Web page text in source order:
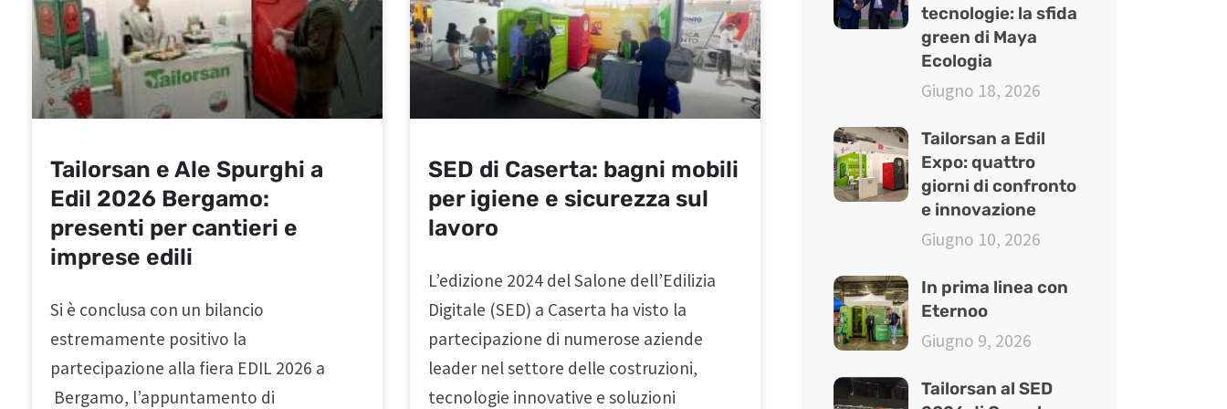
Tailorsan e Ale Spurghi a
Edil 2026 Bergamo:
presenti per cantieri e
imprese edili
Si è conclusa con un bilancio
estremamente positivo la
partecipazione alla fiera EDIL 2026 a
Bergamo, l’appuntamento di
SED di Caserta: bagni mobili
per igiene e sicurezza sul
lavoro
L’edizione 2024 del Salone dell’Edilizia
Digitale (SED) a Caserta ha visto la
partecipazione di numerose aziende
leader nel settore delle costruzioni,
tecnologie innovative e soluzioni
tecnologie: la sfida
green di Maya
Ecologia
Giugno 18, 2026
Tailorsan a Edil
Expo: quattro
giorni di confronto
e innovazione
Giugno 10, 2026
In prima linea con
Eternoo
Giugno 9, 2026
Tailorsan al SED